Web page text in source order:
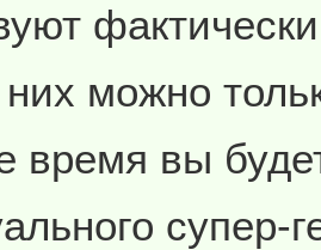
них можно
время вы
супер-